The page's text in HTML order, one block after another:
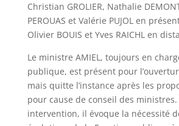
Christian GROLIER, Nathalie
PEROUAS et Valérie PUJOL en
Olivier BOUIS et Yves RAICHL en
Le ministre AMIEL, toujours en
publique, est présent pour
mais quitte l’instance après les
pour cause de conseil des ministres.
intervention, il évoque la nécessité